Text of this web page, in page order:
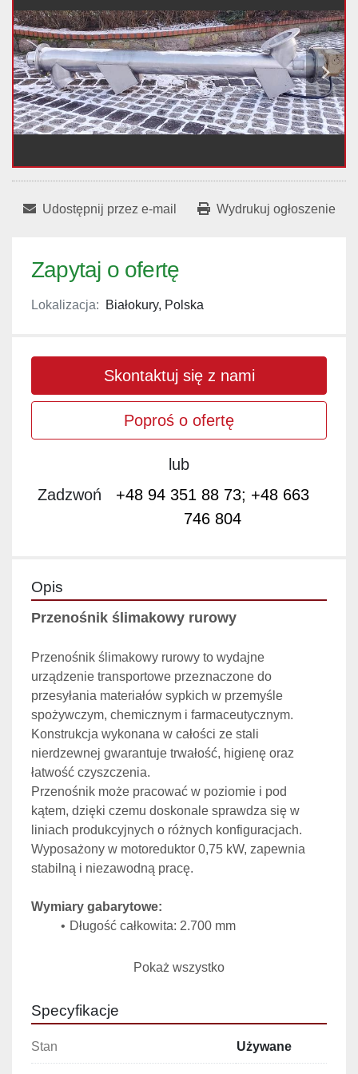
Udostępnij przez e-mail Wydrukuj ogłoszenie
Zapytaj o ofertę
Lokalizacja: Białokury, Polska
Skontaktuj się z nami
Poproś o ofertę
lub
Zadzwoń
+48 94 351 88 73; +48 663
746 804
Opis
Przenośnik ślimakowy rurowy
Przenośnik ślimakowy rurowy to wydajne
urządzenie transportowe przeznaczone do
przesyłania materiałów sypkich w przemyśle
spożywczym, chemicznym i farmaceutycznym.
Konstrukcja wykonana w całości ze stali
nierdzewnej gwarantuje trwałość, higienę oraz
łatwość czyszczenia.
Przenośnik może pracować w poziomie i pod
kątem, dzięki czemu doskonale sprawdza się w
liniach produkcyjnych o różnych konfiguracjach.
Wyposażony w motoreduktor 0,75 kW, zapewnia
stabilną i niezawodną pracę.
Wymiary gabarytowe:
Długość całkowita: 2.700 mm
Dane techniczne:
Przekrój ślimaka: Ø 180 mm
Skok ślimaka: 140 mm
Przekrój zasypu: Ø 200 mm (kołnierzowy)
Dwie podpory kwadratowe: 220 × 220 mm
Pokaż wszystko
Specyfikacje
Stan Używane